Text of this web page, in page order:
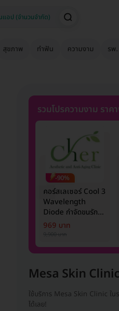
สุขภาพ ทำฟัน ความงาม รพ
รวมโปรความงาม รา
-90%
คอร์สเลเซอร์ Cool 3
Wavelength
Diode กำจัดขนรักแร้
1 ปี 12 ครั้ง (1 สิทธิ์/
969 บาท
Mesa Skin Clinic
ใช้บริการ Mesa Skin Clinic ใ
ได้เลย!